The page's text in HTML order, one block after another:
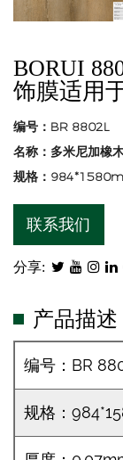
BORUI
饰膜适用
编号：BR 8802L
名称：多米尼加橡
规格：
联系我们
分享:
产品描述
编号：BR
规格：